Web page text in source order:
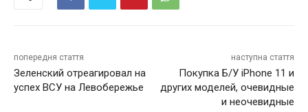
попередня стаття
Зеленский отреагировал на
успех ВСУ на Левобережье
наступна стаття
Покупка Б/У iPhone 11 и
других моделей, очевидные
и неочевидные